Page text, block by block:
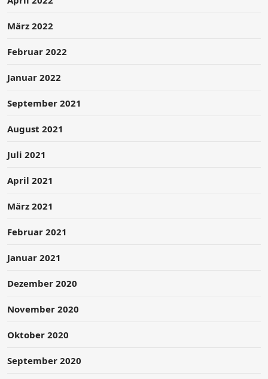
März 2022
Februar 2022
Januar 2022
September 2021
August 2021
Juli 2021
April 2021
März 2021
Februar 2021
Januar 2021
Dezember 2020
November 2020
Oktober 2020
September 2020